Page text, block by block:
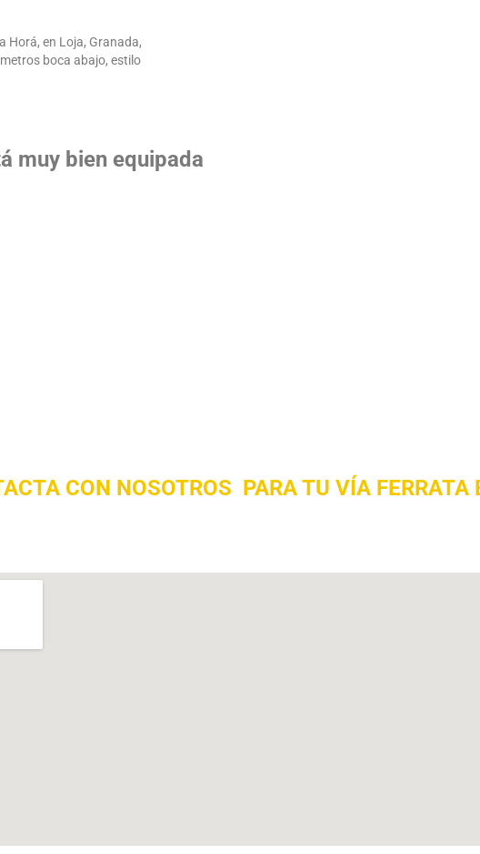
muy bien equipada
CON NOSOTROS PARA TU VÍA FERRATA